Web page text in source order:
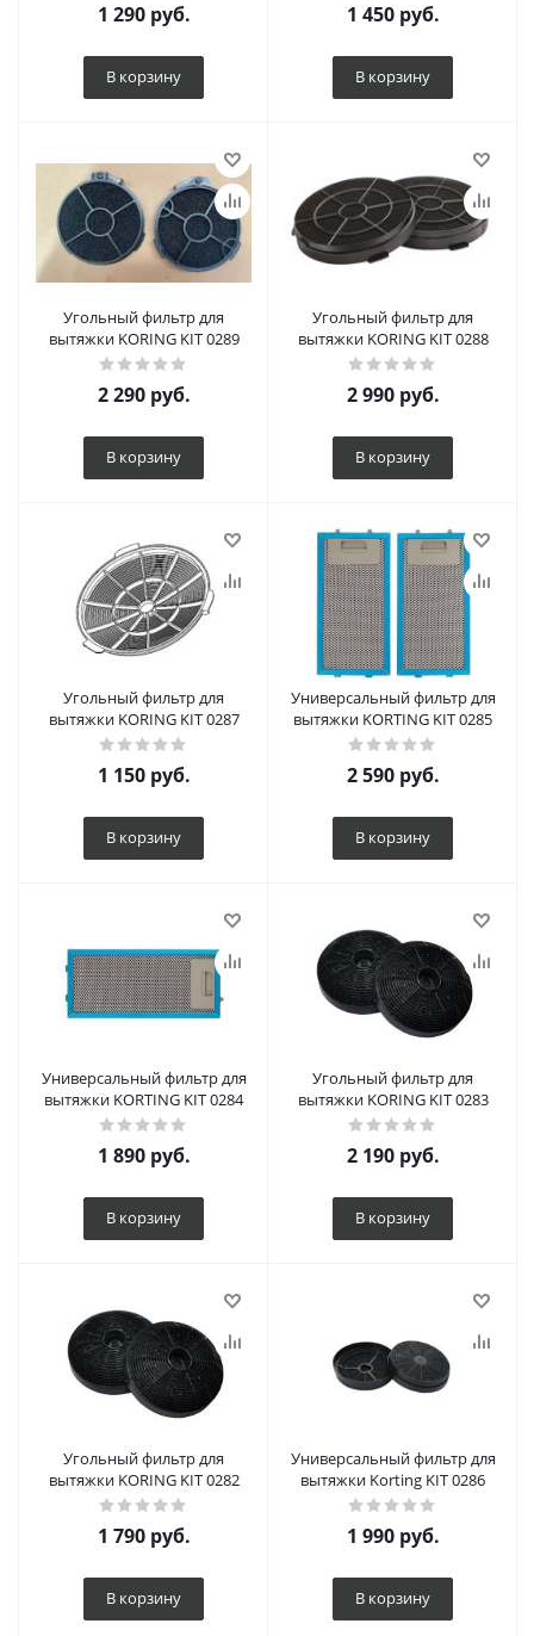
1 290руб.
В корзину
1 450руб.
В корзину
Угольный фильтр для
вытяжки KORING KIT 0289
2 290руб.
В корзину
Угольный фильтр для
вытяжки KORING KIT 0288
2 990руб.
В корзину
Угольный фильтр для
вытяжки KORING KIT 0287
1 150руб.
В корзину
Универсальный фильтр для
вытяжки KORTING KIT 0285
2 590руб.
В корзину
Универсальный фильтр для
вытяжки KORTING KIT 0284
1 890руб.
В корзину
Угольный фильтр для
вытяжки KORING KIT 0283
2 190руб.
В корзину
Угольный фильтр для
вытяжки KORING KIT 0282
1 790руб.
В корзину
Универсальный фильтр для
вытяжки Korting KIT 0286
1 990руб.
В корзину